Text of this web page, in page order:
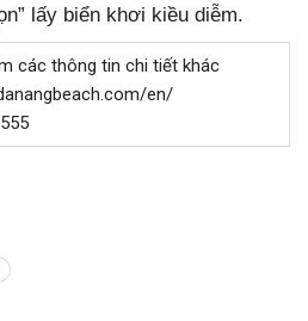
lấy biển khơi kiều diễm.
các thông tin chi tiết khác
en/